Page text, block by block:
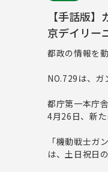
【手話版
京デイリー
都政の情報を
NO.729は、ガ
都庁第一本庁
4月26日、新
「機動戦士ガ
は、土日祝日